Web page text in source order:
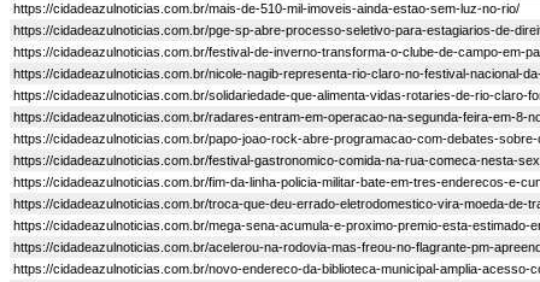
https://cidadeazulnoticias.com.br/mais-de-510-mil-imoveis-ainda-estao-sem-luz-no-rio/
https://cidadeazulnoticias.com.br/pge-sp-abre-processo-seletivo-para-estagiarios-de-
https://cidadeazulnoticias.com.br/festival-de-inverno-transforma-o-clube-de-campo-em-
https://cidadeazulnoticias.com.br/nicole-nagib-representa-rio-claro-no-festival-nacional-
https://cidadeazulnoticias.com.br/solidariedade-que-alimenta-vidas-rotaries-de-rio-claro-
https://cidadeazulnoticias.com.br/radares-entram-em-operacao-na-segunda-feira-em-8-
https://cidadeazulnoticias.com.br/papo-joao-rock-abre-programacao-com-debates-
https://cidadeazulnoticias.com.br/festival-gastronomico-comida-na-rua-comeca-nesta-
https://cidadeazulnoticias.com.br/fim-da-linha-policia-militar-bate-em-tres-enderecos-e-
https://cidadeazulnoticias.com.br/troca-que-deu-errado-eletrodomestico-vira-moeda-de-
https://cidadeazulnoticias.com.br/mega-sena-acumula-e-proximo-premio-esta-estimado-
https://cidadeazulnoticias.com.br/acelerou-na-rodovia-mas-freou-no-flagrante-pm-
https://cidadeazulnoticias.com.br/novo-endereco-da-biblioteca-municipal-amplia-acesso-